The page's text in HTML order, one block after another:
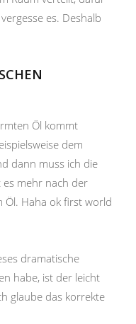
es. Deshalb
Öl kommt
dem
dann muss ich die
mehr nach der
Öl. Haha ok first world
dramatische
habe, ist der leicht
glaube das korrekte